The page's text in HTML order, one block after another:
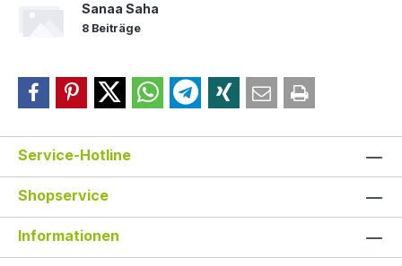
Sanaa Saha
8 Beiträge
Service-Hotline
Shopservice
Informationen